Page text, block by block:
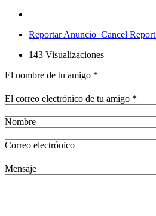
Reportar Anuncio Cancel Report
143 Visualizaciones
El nombre de tu amigo *
El correo electrónico de tu amigo *
Nombre
Correo electrónico
Mensaje